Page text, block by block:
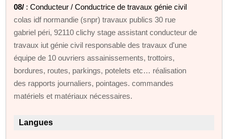
08/ : Conducteur / Conductrice de travaux génie civil
colas idf normandie (snpr) travaux publics 30 rue
gabriel péri, 92110 clichy stage assistant conducteur de
travaux iut génie civil responsable des travaux d'une
équipe de 10 ouvriers assainissements, trottoirs,
bordures, routes, parkings, potelets etc… réalisation
des rapports journaliers, pointages. commandes
matériels et matériaux nécessaires.
Langues